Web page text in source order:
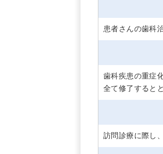
患者さんの歯科
歯科疾患の重症
全て修了すると
訪問診療に際し